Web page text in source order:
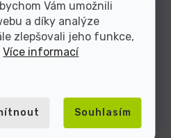
Vám umožnili
a díky analýze
zlepšovali jeho funkce,
Více informací
Souhlasím